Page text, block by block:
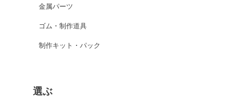
金属パーツ
ゴム・制作道具
制作キット・パック
選ぶ